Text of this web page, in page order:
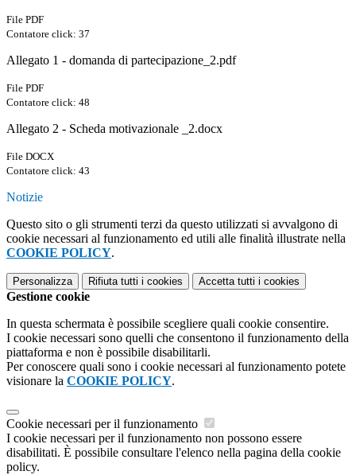
File PDF
Contatore click: 37
Allegato 1 - domanda di partecipazione_2.pdf
File PDF
Contatore click: 48
Allegato 2 - Scheda motivazionale _2.docx
File DOCX
Contatore click: 43
Notizie
Questo sito o gli strumenti terzi da questo utilizzati si avvalgono di
cookie necessari al funzionamento ed utili alle finalità illustrate nella
COOKIE POLICY.
Personalizza Rifiuta tutti i cookies Accetta tutti i cookies
Gestione cookie
In questa schermata è possibile scegliere quali cookie consentire.
I cookie necessari sono quelli che consentono il funzionamento della
piattaforma e non è possibile disabilitarli.
Per conoscere quali sono i cookie necessari al funzionamento potete
visionare la COOKIE POLICY.
Cookie necessari per il funzionamento
I cookie necessari per il funzionamento non possono essere
disabilitati. È possibile consultare l'elenco nella pagina della cookie
policy.